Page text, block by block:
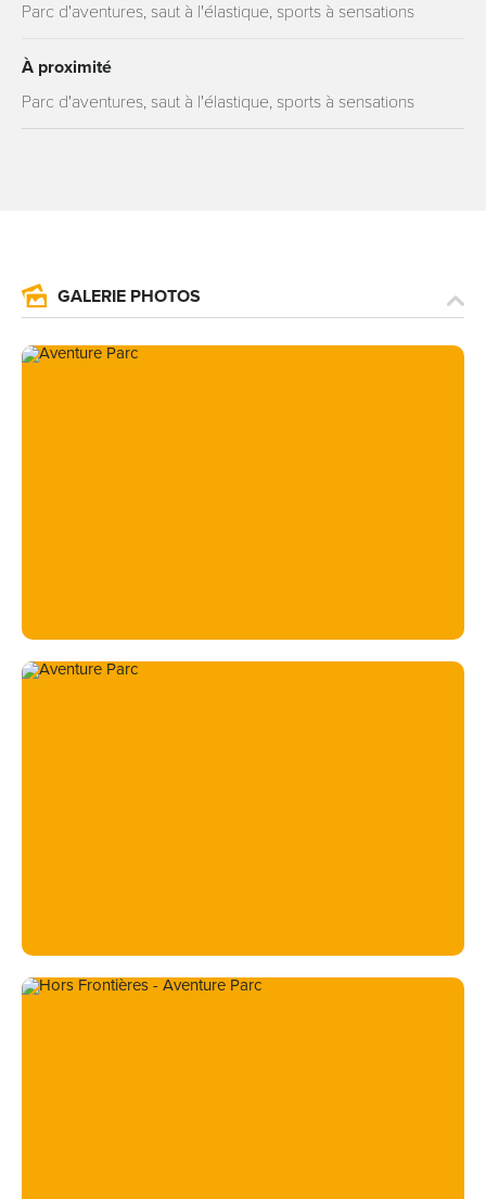
Parc d'aventures, saut à l'élastique, sports à sensations
À proximité
Parc d'aventures, saut à l'élastique, sports à sensations
GALERIE PHOTOS